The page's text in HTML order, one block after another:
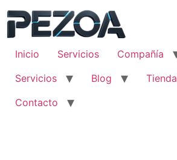
contenido
Inicio
Servicios
Compañía
Servicios
Blog
Tienda
Contacto